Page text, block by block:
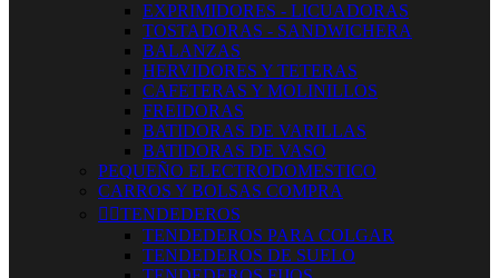
EXPRIMIDORES - LICUADORAS
TOSTADORAS - SANDWICHERA
BALANZAS
HERVIDORES Y TETERAS
CAFETERAS Y MOLINILLOS
FREIDORAS
BATIDORAS DE VARILLAS
BATIDORAS DE VASO
PEQUEÑO ELECTRODOMESTICO
CARROS Y BOLSAS COMPRA
 TENDEDEROS
TENDEDEROS PARA COLGAR
TENDEDEROS DE SUELO